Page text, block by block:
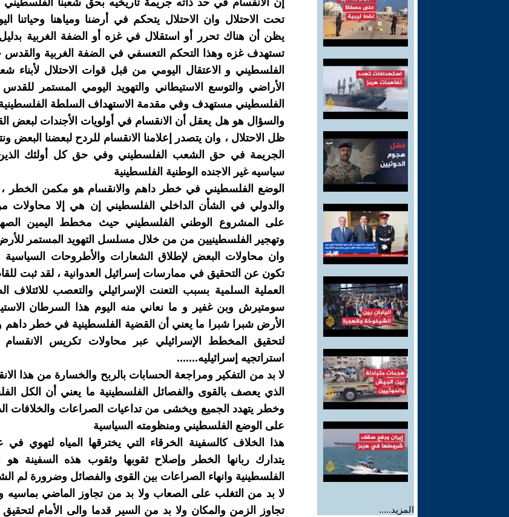
المزيد.....
إن الانقسام في حد ذاته جریمة تاریخیه بحق شعبنا الفلسطیني
تحت الاحتلال وان الاحتلال یتحكم في أرضنا ومیاھنا وحیاتنا
یظن أن ھناك تحرر أو استقلال في غزه أو الضفة الغربیة
تستهدف غزه وھذا التحكم التعسفي في الضفة الغربیة والقدس
الفلسطيني و الاعتقال الیومي من قبل قوات الاحتلال لأبناء
الأراضي والتوسع الاستیطاني والتھوید الیومي المستمر
الفلسطيني مستهدف وفي مقدمة الاستهداف السلطة
والسؤال ھو ھل یعقل أن الانقسام في أولویات الأجندات لبعض
ظل الاحتلال ، وان یتصدر إعلامنا الانقسام للردح لبعضنا البعض
الجریمة في حق الشعب الفلسطيني وفي حق كل أولئك
سیاسیه غیر الاجنده الوطنیة الفلسطینیة
الوضع الفلسطيني في خطر داھم والانقسام ھو مكمن الخطر ،
والدولي في الشأن الداخلي الفلسطيني إن ھي إلا محاولات
على المشروع الوطني الفلسطیني حیث مخطط الیمین
وتهجير الفلسطينيين من من خلال مسلسل التھوید المستمر
وان محاولات البعض لإطلاق الشعارات والأطروحات السیاسیة
تكون عن التحقیق في ممارسات إسرائیل العدوانیة ، لقد ثبت
العملیة السلمیة بسبب التعنت الإسرائيلي والتعصب للائتلاف
سومتيرش وبن غفير و ما نعاني منه الیوم ھذا السرطان
الأرض شبرا شبرا ما یعني أن القضية الفلسطينية في خطر
لتحقيق المخطط الإسرائيلي عبر محاولات تكريس
استراتجیه إسرائیلیه.......
لا بد من التفكیر ومراجعة الحسابات بالربح والخسارة من ھذا
الذي يعصف بالقوى والفصائل الفلسطينية ما یعني أن الكل
وخطر يتهدد الجميع ويخشى من تداعيات الصراعات والخلافات
على الوضع الفلسطيني ومنظومته السياسية
ھذا الخلاف كالسفینة الخرقاء التي یخترقھا المیاه لتھوي
یتدارك ربانھا الخطر وإصلاح ثقوبھا وثقوب ھذه السفینة ھو
الفلسطینیة وانهاء الصراعات بين القوى والفصائل وضرورة لم
لا بد من التغلب على الصعاب ولا بد من تجاوز الماضي بماسیه
تجاوز الزمن والمكان ولا بد من السیر قدما والى الأمام لتحقیق